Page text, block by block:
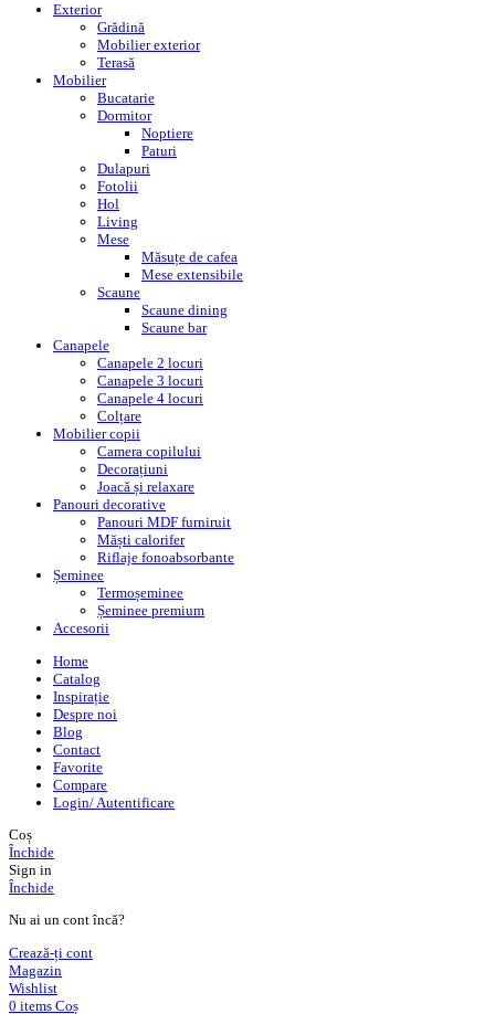
Exterior
Grădină
Mobilier exterior
Terasă
Mobilier
Bucatarie
Dormitor
Noptiere
Paturi
Dulapuri
Fotolii
Hol
Living
Mese
Măsuțe de cafea
Mese extensibile
Scaune
Scaune dining
Scaune bar
Canapele
Canapele 2 locuri
Canapele 3 locuri
Canapele 4 locuri
Colțare
Mobilier copii
Camera copilului
Decorațiuni
Joacă și relaxare
Panouri decorative
Panouri MDF furniruit
Măști calorifer
Riflaje fonoabsorbante
Șeminee
Termoșeminee
Șeminee premium
Accesorii
Home
Catalog
Inspirație
Despre noi
Blog
Contact
Favorite
Compare
Login/ Autentificare
Coș
Închide
Sign in
Închide
Nu ai un cont încă?
Crează-ți cont
Magazin
Wishlist
0 items Coș